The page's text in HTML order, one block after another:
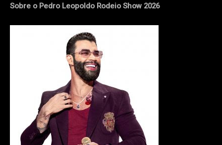
Sobre o Pedro Leopoldo Rodeio Show 2026